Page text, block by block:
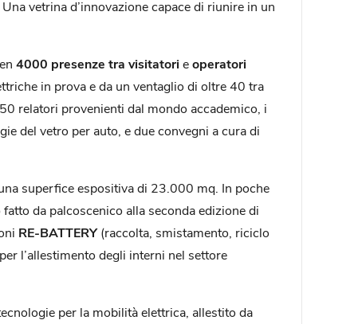
vetrina d’innovazione capace di riunire in un
4000 presenze tra visitatorieoperatori
in prova e da un ventaglio di oltre 40 tra
relatori provenienti dal mondo accademico, i
del vetro per auto, e due convegni a cura di
superfice espositiva di 23.000 mq. In poche
da palcoscenico alla seconda edizione di
RE-BATTERY(raccolta, smistamento, riciclo
l’allestimento degli interni nel settore
per la mobilità elettrica, allestito da